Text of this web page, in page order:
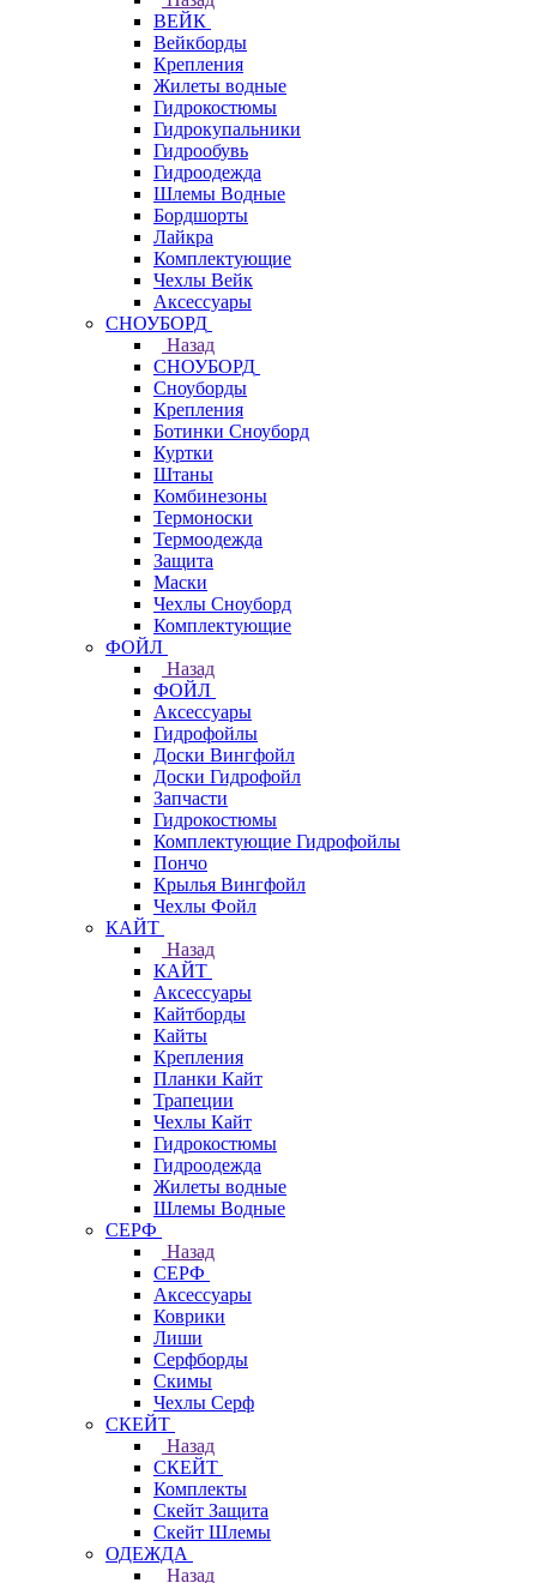
ВЕЙК
Вейкборды
Крепления
Жилеты водные
Гидрокостюмы
Гидрокупальники
Гидрообувь
Гидроодежда
Шлемы Водные
Бордшорты
Лайкра
Комплектующие
Чехлы Вейк
Аксессуары
СНОУБОРД
Назад
СНОУБОРД
Сноуборды
Крепления
Ботинки Сноуборд
Куртки
Штаны
Комбинезоны
Термоноски
Термоодежда
Защита
Маски
Чехлы Сноуборд
Комплектующие
ФОЙЛ
Назад
ФОЙЛ
Аксессуары
Гидрофойлы
Доски Вингфойл
Доски Гидрофойл
Запчасти
Гидрокостюмы
Комплектующие Гидрофойлы
Пончо
Крылья Вингфойл
Чехлы Фойл
КАЙТ
Назад
КАЙТ
Аксессуары
Кайтборды
Кайты
Крепления
Планки Кайт
Трапеции
Чехлы Кайт
Гидрокостюмы
Гидроодежда
Жилеты водные
Шлемы Водные
СЕРФ
Назад
СЕРФ
Аксессуары
Коврики
Лиши
Серфборды
Скимы
Чехлы Cерф
СКЕЙТ
Назад
СКЕЙТ
Комплекты
Скейт Защита
Скейт Шлемы
ОДЕЖДА
Назад